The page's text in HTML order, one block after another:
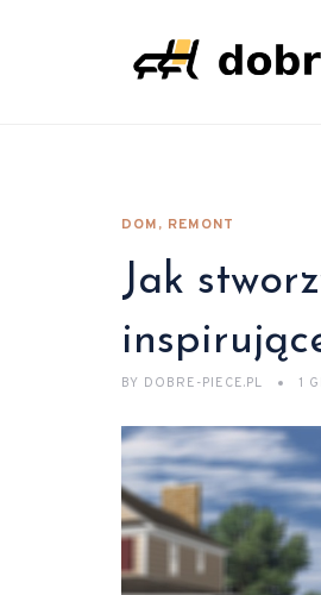
DOM, REMONT
Jak
BY DOBRE-PIECE.PL 1